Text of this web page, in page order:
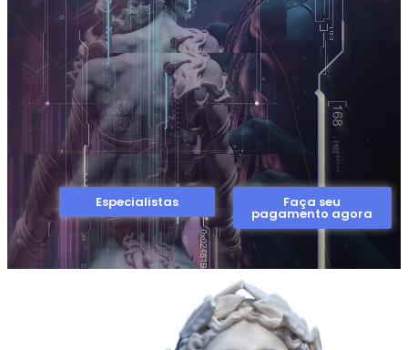
Especialistas Faça seu
pagamento agora